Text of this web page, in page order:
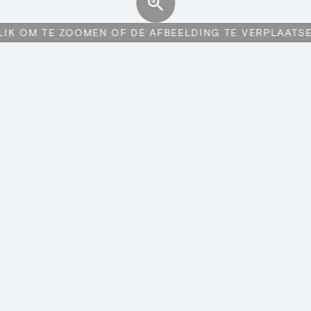
OM TE ZOOMEN OF DE AFBEELDING TE